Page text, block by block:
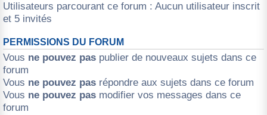
Utilisateurs parcourant ce forum : Aucun utilisateur inscrit
et 5 invités
PERMISSIONS DU FORUM
Vous ne pouvez pas publier de nouveaux sujets dans ce
forum
Vous ne pouvez pas répondre aux sujets dans ce forum
Vous ne pouvez pas modifier vos messages dans ce
forum